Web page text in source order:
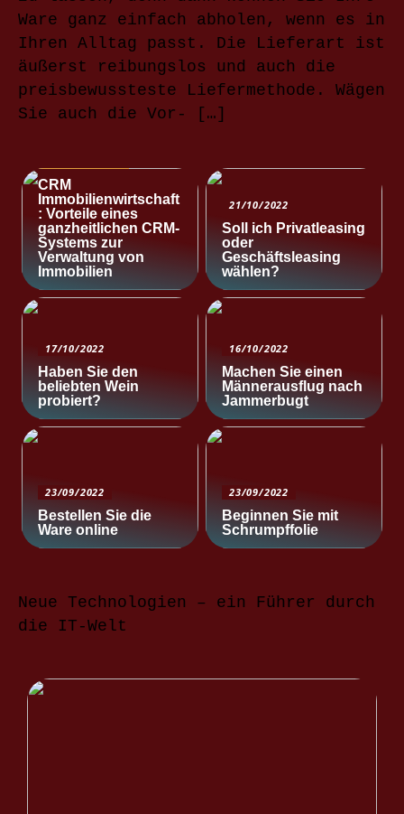
Ware ganz einfach abholen, wenn es in
Ihren Alltag passt. Die Lieferart ist
äußerst reibungslos und auch die
preisbewussteste Liefermethode. Wägen
Sie auch die Vor- […]
CRM
Immobilienwirtschaft
: Vorteile eines
ganzheitlichen CRM-
Systems zur
Verwaltung von
Immobilien
21/10/2022
Soll ich Privatleasing
oder
Geschäftsleasing
wählen?
17/10/2022
Haben Sie den
beliebten Wein
probiert?
16/10/2022
Machen Sie einen
Männerausflug nach
Jammerbugt
23/09/2022
Bestellen Sie die
Ware online
23/09/2022
Beginnen Sie mit
Schrumpffolie
Neue Technologien – ein Führer durch
die IT-Welt